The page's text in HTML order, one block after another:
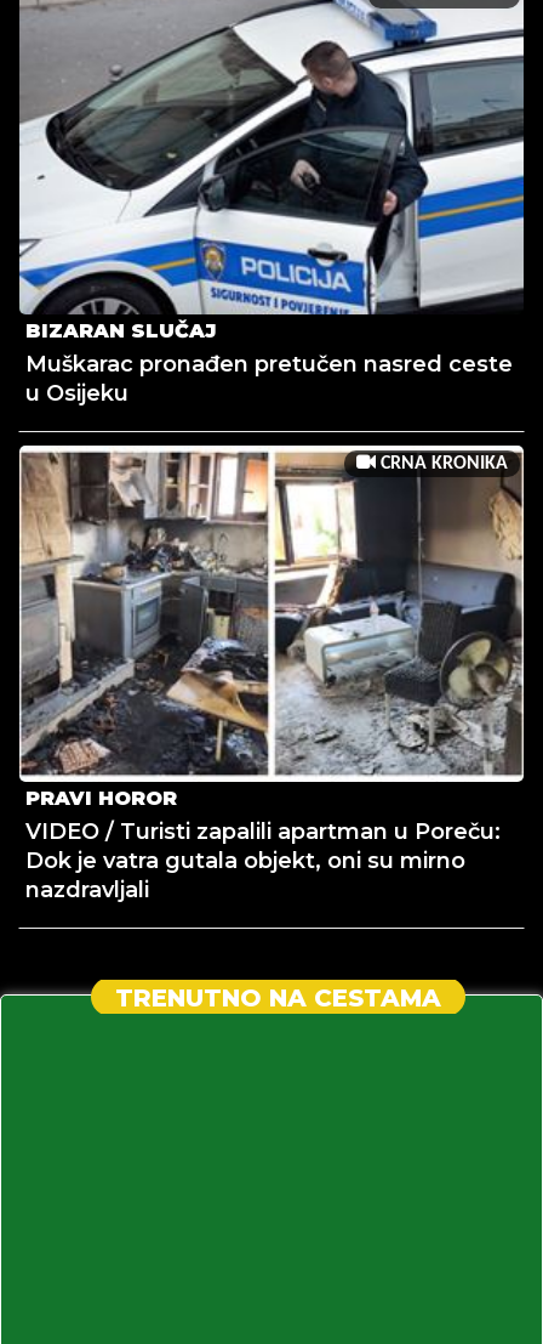
BIZARAN SLUČAJ
Muškarac pronađen pretučen nasred ceste
u Osijeku
CRNA KRONIKA
PRAVI HOROR
VIDEO / Turisti zapalili apartman u Poreču:
Dok je vatra gutala objekt, oni su mirno
nazdravljali
TRENUTNO NA CESTAMA